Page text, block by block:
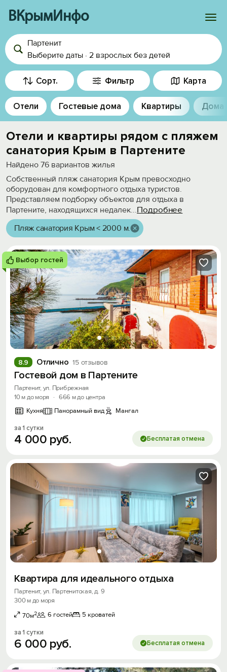
ВКрымИнфо
Войти
Избранное
История просмотра
Партенит
Выберите даты · 2 взрослых без детей
Сорт. Фильтр Карта
Отели Гостевые дома Квартиры Дома
Отели и квартиры рядом с пляжем
санатория Крым в Партените
Найдено 76 вариантов жилья
Собственный пляж санатория Крым превосходно
оборудован для комфортного отдыха туристов.
Представляем подборку объектов для отдыха в
Партените, находящихся недалек...Подробнее
Пляж санатория Крым < 2000 м.
Выбор гостей
Отлично 15 отзывов
8.9
Гостевой дом в Партените
Партенит, ул. Прибрежная
10 м до моря
· 666 м до центра
Кухня
Панорамный вид Мангал
за 1 сутки
4 000 руб. Бесплатая отмена
Квартира для идеального отдыха
Партенит, ул. Партенитская, д. 9
300 м до моря
70м2 6 гостей 5 кроватей
за 1 сутки
6 000 руб. Бесплатая отмена